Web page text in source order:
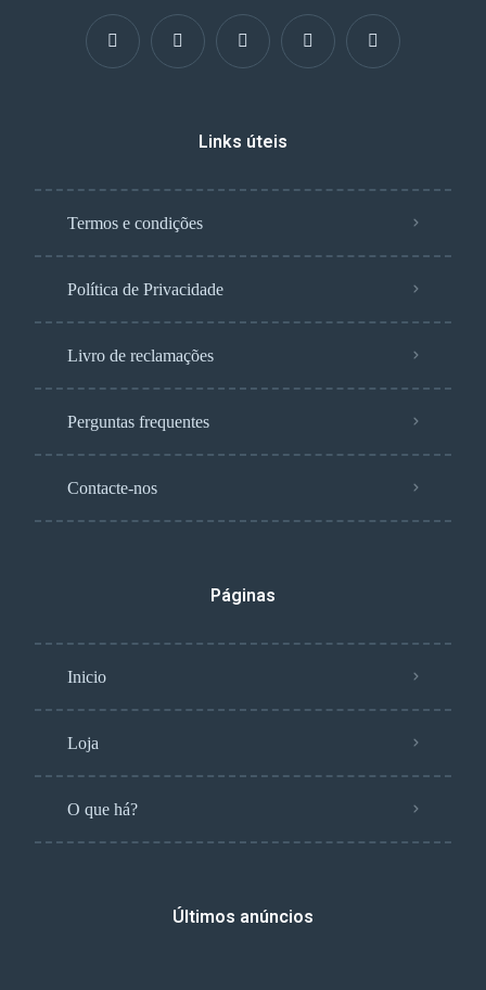
Links úteis
Termos e condições
Política de Privacidade
Livro de reclamações
Perguntas frequentes
Contacte-nos
Páginas
Inicio
Loja
O que há?
Últimos anúncios